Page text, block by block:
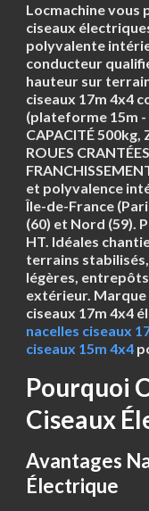
Locmachine vous
ciseaux
polyvalente
conducteur
hauteur sur
ciseaux 17m 4x4
(plateforme 15m
CAPACITÉ 500kg,
ROUES
et polyvalence
Île-de-France
(60) et Nord (59).
HT. Idéales
terrains
légères,
extérieur. Marque
ciseaux 17m 4x4
nacelles ciseaux
ciseaux 15m 4x4
Pourquoi
Ciseaux
Avantages
Électrique